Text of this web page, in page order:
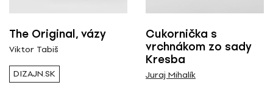
RESETOVAŤ FILTRE
Tagy
The Original, vázy
Viktor Tabiš
DIZAJN.SK
Cukornička s
vrchnákom zo sady
Kresba
Juraj Mihalík